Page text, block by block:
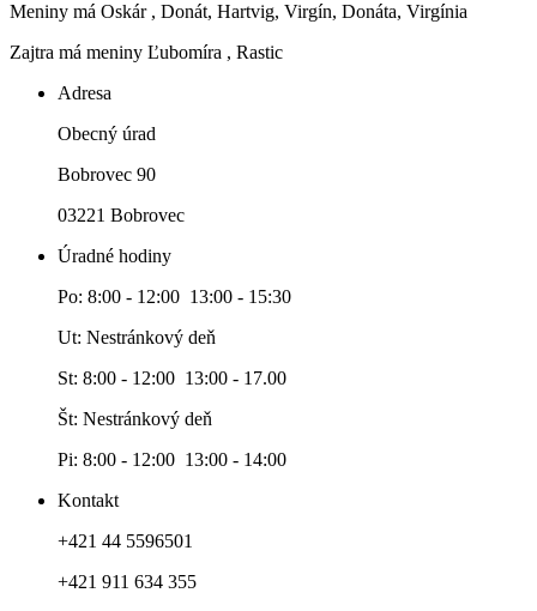
Meniny má Oskár , Donát, Hartvig, Virgín, Donáta, Virgínia
Zajtra má meniny Ľubomíra , Rastic
Adresa
Obecný úrad
Bobrovec 90
03221 Bobrovec
Úradné hodiny
Po: 8:00 - 12:00 13:00 - 15:30
Ut: Nestránkový deň
St: 8:00 - 12:00 13:00 - 17.00
Št: Nestránkový deň
Pi: 8:00 - 12:00 13:00 - 14:00
Kontakt
+421 44 5596501
+421 911 634 355